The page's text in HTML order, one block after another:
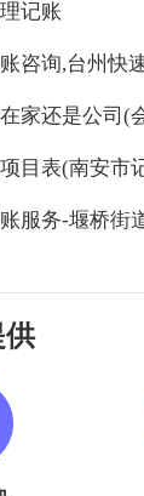
记账
咨询,台州快
家还是公司(
目表(南安市
服务-堰桥街
供